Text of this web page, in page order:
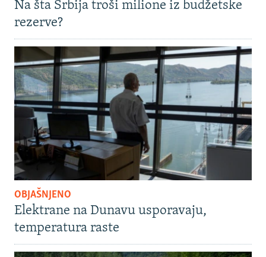
Na šta Srbija troši milione iz budžetske
rezerve?
OBJAŠNJENO
Elektrane na Dunavu usporavaju,
temperatura raste